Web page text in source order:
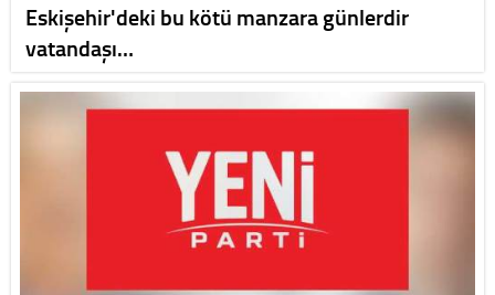
Eskişehir'deki bu kötü manzara günlerdir
vatandaşı…